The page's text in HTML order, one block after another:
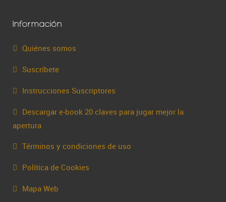
Información
Quiénes somos
Suscríbete
Instrucciones Suscriptores
Descargar e-book 20 claves para jugar mejor la
apertura
Términos y condiciones de uso
Política de Cookies
Mapa Web